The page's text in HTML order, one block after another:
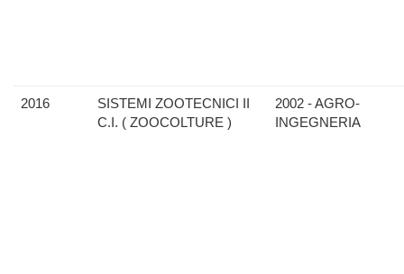
2016
SISTEMI ZOOTECNICI II
C.I. ( ZOOCOLTURE )
2002 - AGRO-
INGEGNERIA